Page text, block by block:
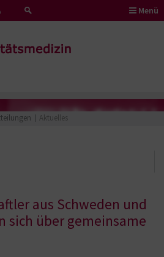
Menü
Aktuelles
aus Schweden und
sich über gemeinsame